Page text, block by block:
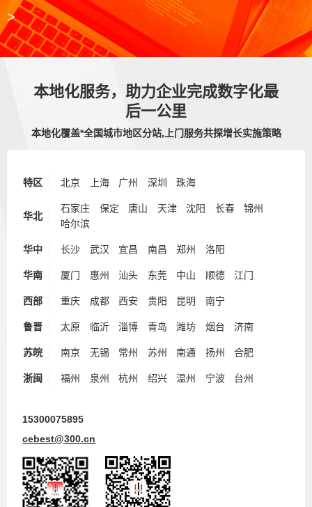
>
本地化服务，助力企业完成数字化最
后一公里
本地化覆盖*全国城市地区分站,上门服务共探增长实施策略
特区 北京 上海 广州 深圳 珠海
华北
石家庄 保定 唐山 天津 沈阳 长春
锦州
哈尔滨
华中 长沙 武汉 宜昌 南昌 郑州 洛阳
华南 厦门 惠州 汕头 东莞 中山 顺德 江门
西部 重庆 成都 西安 贵阳 昆明 南宁
鲁晋 太原 临沂 淄博 青岛 潍坊 烟台 济南
苏皖 南京 无锡 常州 苏州 南通 扬州 合肥
浙闽 福州 泉州 杭州 绍兴 温州 宁波 台州
15300075895
cebest@300.cn